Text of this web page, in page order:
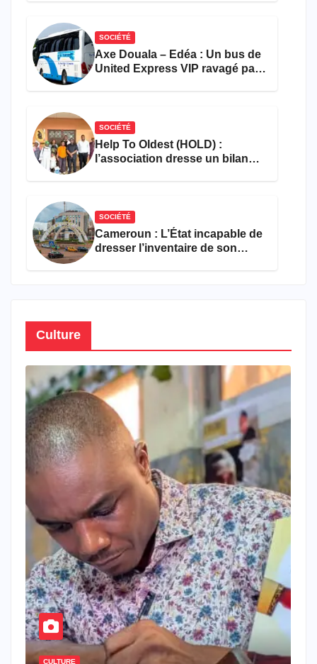
SOCIÉTÉ
Axe Douala – Edéa : Un bus de
United Express VIP ravagé par
SOCIÉTÉ
Help To Oldest (HOLD) :
l’association dresse un bilan
SOCIÉTÉ
Cameroun : L’État incapable de
dresser l’inventaire de son
Culture
CULTURE